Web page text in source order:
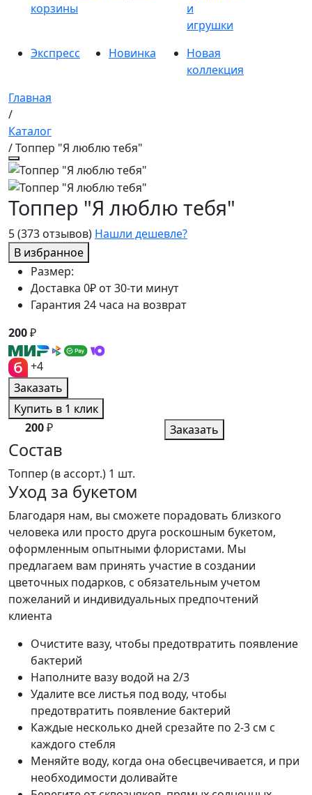
корзины
и
игрушки
Экспресс
Новинка
Новая
коллекция
Главная
/
Каталог
/ Топпер "Я люблю тебя"
5(373 отзывов) Нашли дешевле?
В избранное
Топпер "Я люблю тебя"
Размер:
Доставка 0₽ от 30-ти минут
Гарантия 24 часа на возврат
200₽
+4
Заказать
Купить в 1 клик
200₽ Заказать
Состав
Топпер (в ассорт.) 1 шт.
Уход за букетом
Благодаря нам, вы сможете порадовать близкого
человека или просто друга роскошным букетом,
оформленным опытными флористами. Мы
предлагаем вам принять участие в создании
цветочных подарков, с обязательным учетом
пожеланий и индивидуальных предпочтений
клиента
Очистите вазу, чтобы предотвратить появление
бактерий
Наполните вазу водой на 2/3
Удалите все листья под воду, чтобы
предотвратить появление бактерий
Каждые несколько дней срезайте по 2-3 см с
каждого стебля
Меняйте воду, когда она обесцвечивается, и при
необходимости доливайте